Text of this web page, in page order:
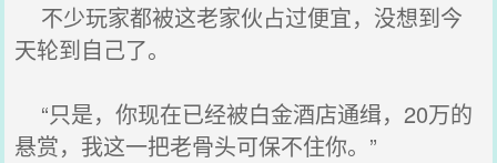
不少玩家都被这老家伙占过便宜，没想到今
天轮到自己了。
“只是，你现在已经被白金酒店通缉，20万的
悬赏，我这一把老骨头可保不住你。”